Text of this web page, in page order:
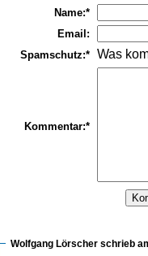
Name:*
Email:
Spamschutz:* Was
Kommentar:*
Wolfgang Lörscher schrieb